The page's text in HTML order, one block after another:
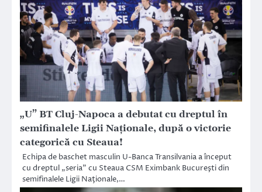
„U” BT Cluj-Napoca a debutat cu dreptul în
semifinalele Ligii Naţionale, după o victorie
categorică cu Steaua!
Echipa de baschet masculin U-Banca Transilvania a început
cu dreptul „seria” cu Steaua CSM Eximbank Bucureşti din
semifinalele Ligii Naţionale,…